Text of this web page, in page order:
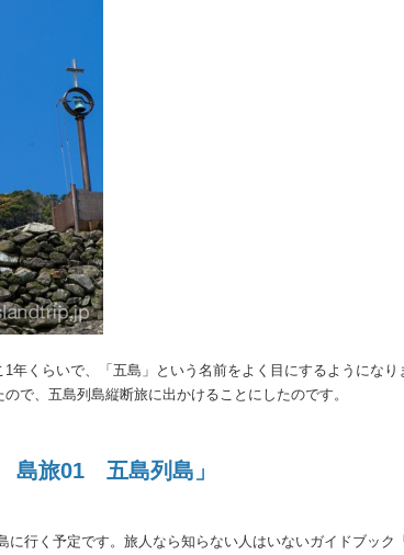
くらいで、「五島」という名前をよく目にするようにな
で、五島列島縦断旅に出かけることにしたのです。
島旅01 五島列島」
行く予定です。旅人なら知らない人はいないガイドブッ